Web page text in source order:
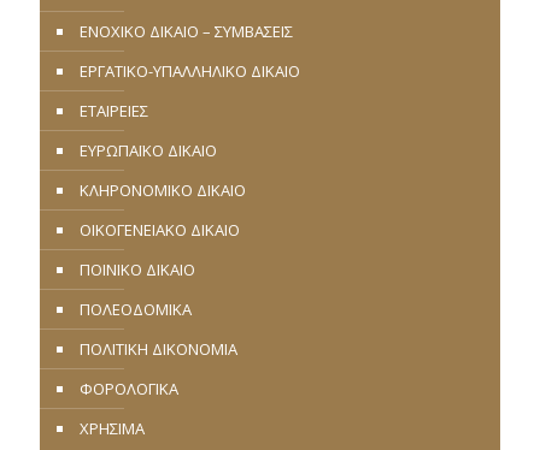
ΕΝΟΧΙΚΟ ΔΙΚΑΙΟ – ΣΥΜΒΑΣΕΙΣ
ΕΡΓΑΤΙΚΟ-ΥΠΑΛΛΗΛΙΚΟ ΔΙΚΑΙΟ
ΕΤΑΙΡΕΙΕΣ
ΕΥΡΩΠΑΪΚΟ ΔΙΚΑΙΟ
ΚΛΗΡΟΝΟΜΙΚΟ ΔΙΚΑΙΟ
ΟΙΚΟΓΕΝΕΙΑΚΟ ΔΙΚΑΙΟ
ΠΟΙΝΙΚΟ ΔΙΚΑΙΟ
ΠΟΛΕΟΔΟΜΙΚΑ
ΠΟΛΙΤΙΚΗ ΔΙΚΟΝΟΜΙΑ
ΦΟΡΟΛΟΓΙΚΑ
ΧΡΗΣΙΜΑ